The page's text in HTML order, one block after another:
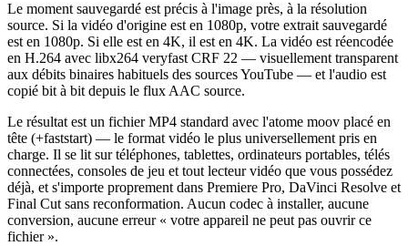
Le moment sauvegardé est précis à l'image près, à la résolution
source. Si la vidéo d'origine est en 1080p, votre extrait sauvegardé
est en 1080p. Si elle est en 4K, il est en 4K. La vidéo est réencodée
en H.264 avec libx264 veryfast CRF 22 — visuellement transparent
aux débits binaires habituels des sources YouTube — et l'audio est
copié bit à bit depuis le flux AAC source.
Le résultat est un fichier MP4 standard avec l'atome moov placé en
tête (+faststart) — le format vidéo le plus universellement pris en
charge. Il se lit sur téléphones, tablettes, ordinateurs portables, télés
connectées, consoles de jeu et tout lecteur vidéo que vous possédez
déjà, et s'importe proprement dans Premiere Pro, DaVinci Resolve et
Final Cut sans reconformation. Aucun codec à installer, aucune
conversion, aucune erreur « votre appareil ne peut pas ouvrir ce
fichier ».